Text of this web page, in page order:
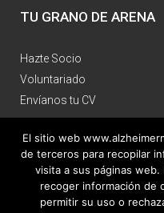
TU GRANO DE ARENA
Hazte Socio
Voluntariado
Envíanos tu CV
El sitio web
de terceros para recopilar
visita a sus páginas
recoger información de
permitir su uso o